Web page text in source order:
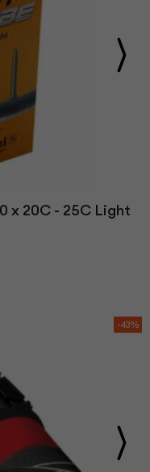
x 20C - 25C Light
-43%